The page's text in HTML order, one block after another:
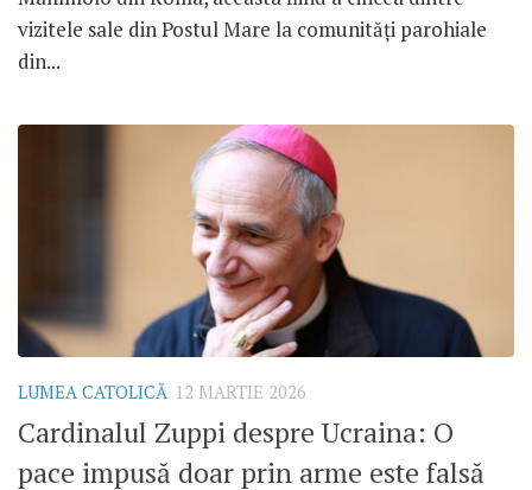
vizitele sale din Postul Mare la comunități parohiale
din...
LUMEA CATOLICĂ 12 MARTIE 2026
Cardinalul Zuppi despre Ucraina: O
pace impusă doar prin arme este falsă